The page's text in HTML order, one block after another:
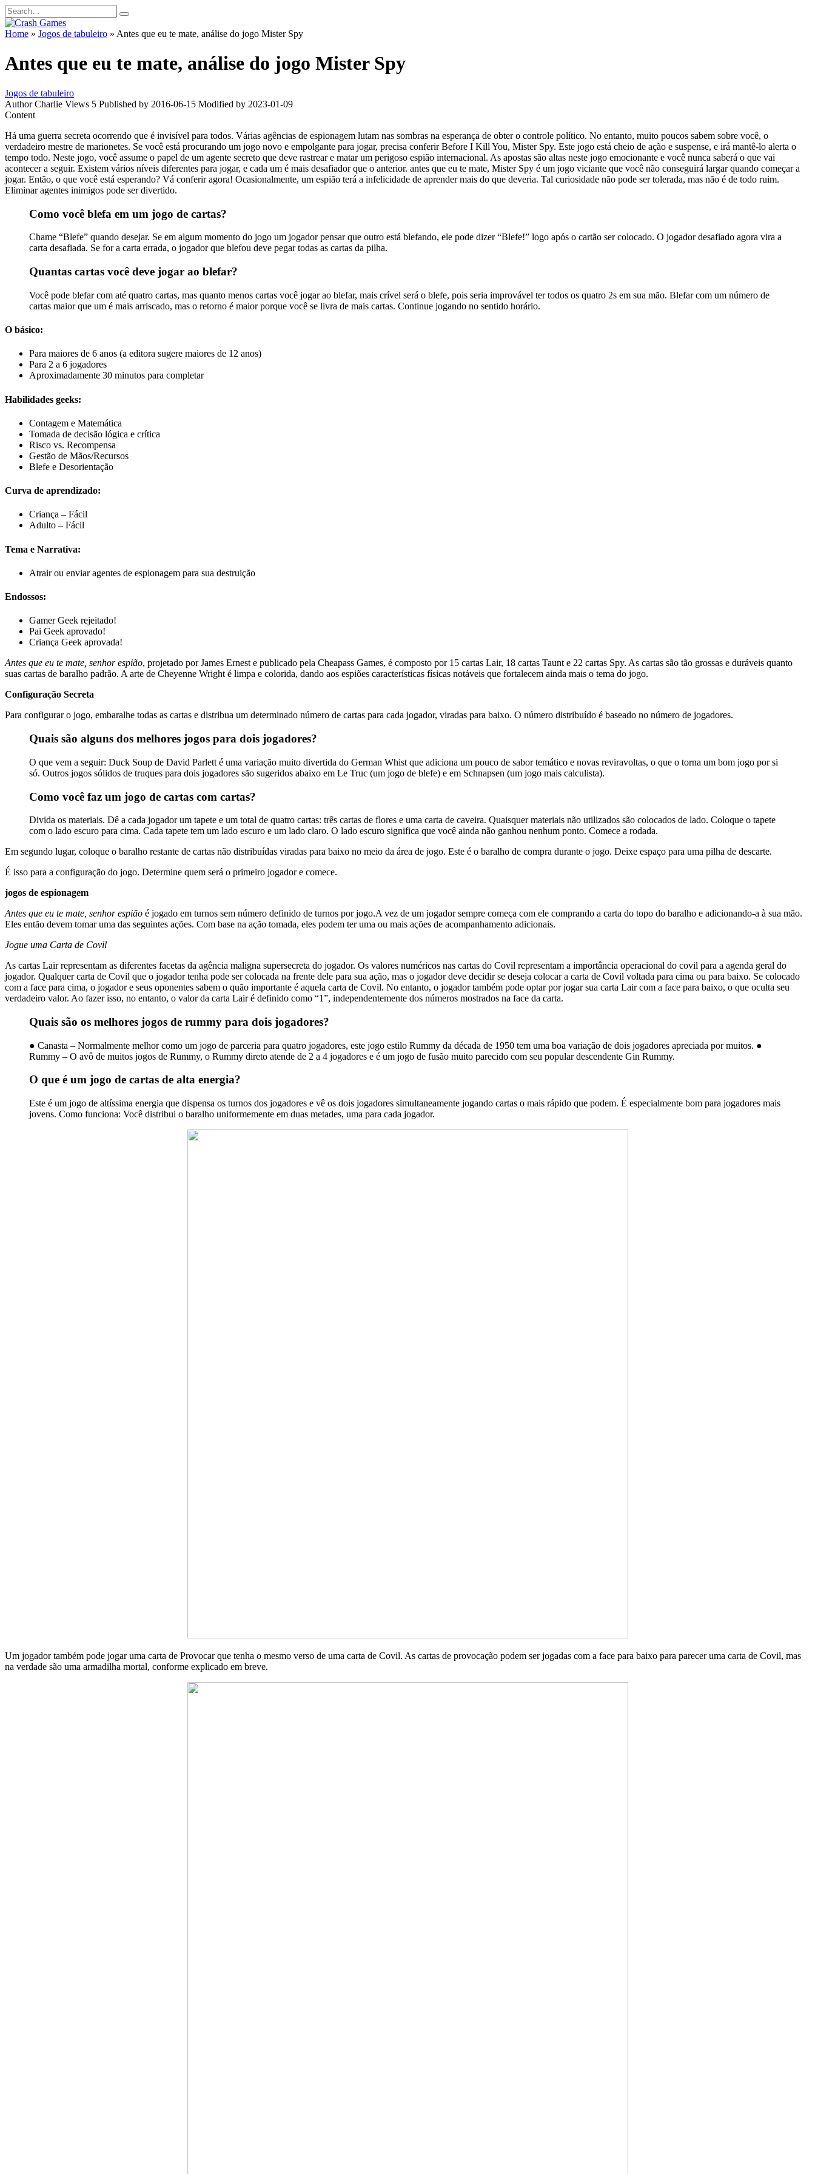
Skip
to
content
Search
for:
Home » Jogos de tabuleiro » Antes que eu te mate, análise do jogo Mister Spy
Antes que eu te mate, análise do jogo Mister Spy
Jogos de tabuleiro
Author Charlie Views 5 Published by 2016-06-15 Modified by 2023-01-09
Content
Há uma guerra secreta ocorrendo que é invisível para todos. Várias agências de espionagem lutam nas sombras na esperança de obter o controle político. No entanto, muito poucos sabem sobre você, o
verdadeiro mestre de marionetes. Se você está procurando um jogo novo e empolgante para jogar, precisa conferir Before I Kill You, Mister Spy. Este jogo está cheio de ação e suspense, e irá mantê-lo alerta o
tempo todo. Neste jogo, você assume o papel de um agente secreto que deve rastrear e matar um perigoso espião internacional. As apostas são altas neste jogo emocionante e você nunca saberá o que vai
acontecer a seguir. Existem vários níveis diferentes para jogar, e cada um é mais desafiador que o anterior. antes que eu te mate, Mister Spy é um jogo viciante que você não conseguirá largar quando começar a
jogar. Então, o que você está esperando? Vá conferir agora! Ocasionalmente, um espião terá a infelicidade de aprender mais do que deveria. Tal curiosidade não pode ser tolerada, mas não é de todo ruim.
Eliminar agentes inimigos pode ser divertido.
Como você blefa em um jogo de cartas?
Chame “Blefe” quando desejar. Se em algum momento do jogo um jogador pensar que outro está blefando, ele pode dizer “Blefe!” logo após o cartão ser colocado. O jogador desafiado agora vira a
carta desafiada. Se for a carta errada, o jogador que blefou deve pegar todas as cartas da pilha.
Quantas cartas você deve jogar ao blefar?
Você pode blefar com até quatro cartas, mas quanto menos cartas você jogar ao blefar, mais crível será o blefe, pois seria improvável ter todos os quatro 2s em sua mão. Blefar com um número de
cartas maior que um é mais arriscado, mas o retorno é maior porque você se livra de mais cartas. Continue jogando no sentido horário.
O básico:
Para maiores de 6 anos (a editora sugere maiores de 12 anos)
Para 2 a 6 jogadores
Aproximadamente 30 minutos para completar
Habilidades geeks:
Contagem e Matemática
Tomada de decisão lógica e crítica
Risco vs. Recompensa
Gestão de Mãos/Recursos
Blefe e Desorientação
Curva de aprendizado:
Criança – Fácil
Adulto – Fácil
Tema e Narrativa:
Atrair ou enviar agentes de espionagem para sua destruição
Endossos:
Gamer Geek rejeitado!
Pai Geek aprovado!
Criança Geek aprovada!
Antes que eu te mate, senhor espião, projetado por James Ernest e publicado pela Cheapass Games, é composto por 15 cartas Lair, 18 cartas Taunt e 22 cartas Spy. As cartas são tão grossas e duráveis ​​quanto
suas cartas de baralho padrão. A arte de Cheyenne Wright é limpa e colorida, dando aos espiões características físicas notáveis ​​que fortalecem ainda mais o tema do jogo.
Configuração Secreta
Para configurar o jogo, embaralhe todas as cartas e distribua um determinado número de cartas para cada jogador, viradas para baixo. O número distribuído é baseado no número de jogadores.
Quais são alguns dos melhores jogos para dois jogadores?
O que vem a seguir: Duck Soup de David Parlett é uma variação muito divertida do German Whist que adiciona um pouco de sabor temático e novas reviravoltas, o que o torna um bom jogo por si
só. Outros jogos sólidos de truques para dois jogadores são sugeridos abaixo em Le Truc (um jogo de blefe) e em Schnapsen (um jogo mais calculista).
Como você faz um jogo de cartas com cartas?
Divida os materiais. Dê a cada jogador um tapete e um total de quatro cartas: três cartas de flores e uma carta de caveira. Quaisquer materiais não utilizados são colocados de lado. Coloque o tapete
com o lado escuro para cima. Cada tapete tem um lado escuro e um lado claro. O lado escuro significa que você ainda não ganhou nenhum ponto. Comece a rodada.
Em segundo lugar, coloque o baralho restante de cartas não distribuídas viradas para baixo no meio da área de jogo. Este é o baralho de compra durante o jogo. Deixe espaço para uma pilha de descarte.
É isso para a configuração do jogo. Determine quem será o primeiro jogador e comece.
jogos de espionagem
Antes que eu te mate, senhor espião é jogado em turnos sem número definido de turnos por jogo.A vez de um jogador sempre começa com ele comprando a carta do topo do baralho e adicionando-a à sua mão.
Eles então devem tomar uma das seguintes ações. Com base na ação tomada, eles podem ter uma ou mais ações de acompanhamento adicionais.
Jogue uma Carta de Covil
As cartas Lair representam as diferentes facetas da agência maligna supersecreta do jogador. Os valores numéricos nas cartas do Covil representam a importância operacional do covil para a agenda geral do
jogador. Qualquer carta de Covil que o jogador tenha pode ser colocada na frente dele para sua ação, mas o jogador deve decidir se deseja colocar a carta de Covil voltada para cima ou para baixo. Se colocado
com a face para cima, o jogador e seus oponentes sabem o quão importante é aquela carta de Covil. No entanto, o jogador também pode optar por jogar sua carta Lair com a face para baixo, o que oculta seu
verdadeiro valor. Ao fazer isso, no entanto, o valor da carta Lair é definido como “1”, independentemente dos números mostrados na face da carta.
Quais são os melhores jogos de rummy para dois jogadores?
● Canasta – Normalmente melhor como um jogo de parceria para quatro jogadores, este jogo estilo Rummy da década de 1950 tem uma boa variação de dois jogadores apreciada por muitos. ●
Rummy – O avô de muitos jogos de Rummy, o Rummy direto atende de 2 a 4 jogadores e é um jogo de fusão muito parecido com seu popular descendente Gin Rummy.
O que é um jogo de cartas de alta energia?
Este é um jogo de altíssima energia que dispensa os turnos dos jogadores e vê os dois jogadores simultaneamente jogando cartas o mais rápido que podem. É especialmente bom para jogadores mais
jovens. Como funciona: Você distribui o baralho uniformemente em duas metades, uma para cada jogador.
Um jogador também pode jogar uma carta de Provocar que tenha o mesmo verso de uma carta de Covil. As cartas de provocação podem ser jogadas com a face para baixo para parecer uma carta de Covil, mas
na verdade são uma armadilha mortal, conforme explicado em breve.